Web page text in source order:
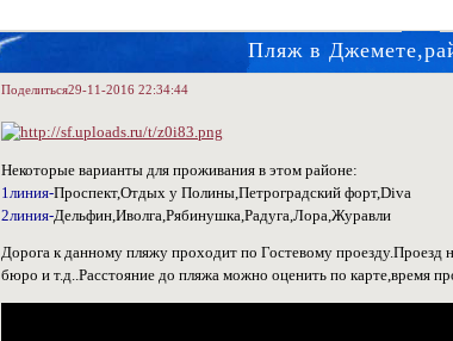
Пляж в
Поделиться29-11-2016 22:34:44
Некоторые варианты для проживания в этом районе:
1линия-Проспект,Отдых у Полины,Петроградский форт,Diva
2линия-Дельфин,Иволга,Рябинушка,Радуга,Лора,Журавли
Дорога к данному пляжу проходит по Гостевому проезду.Проезд
бюро и т.д..Расстояние до пляжа можно оценить по карте,время